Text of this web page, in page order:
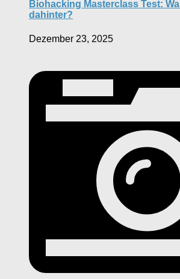
Biohacking Masterclass Test:
dahinter?
Dezember 23, 2025